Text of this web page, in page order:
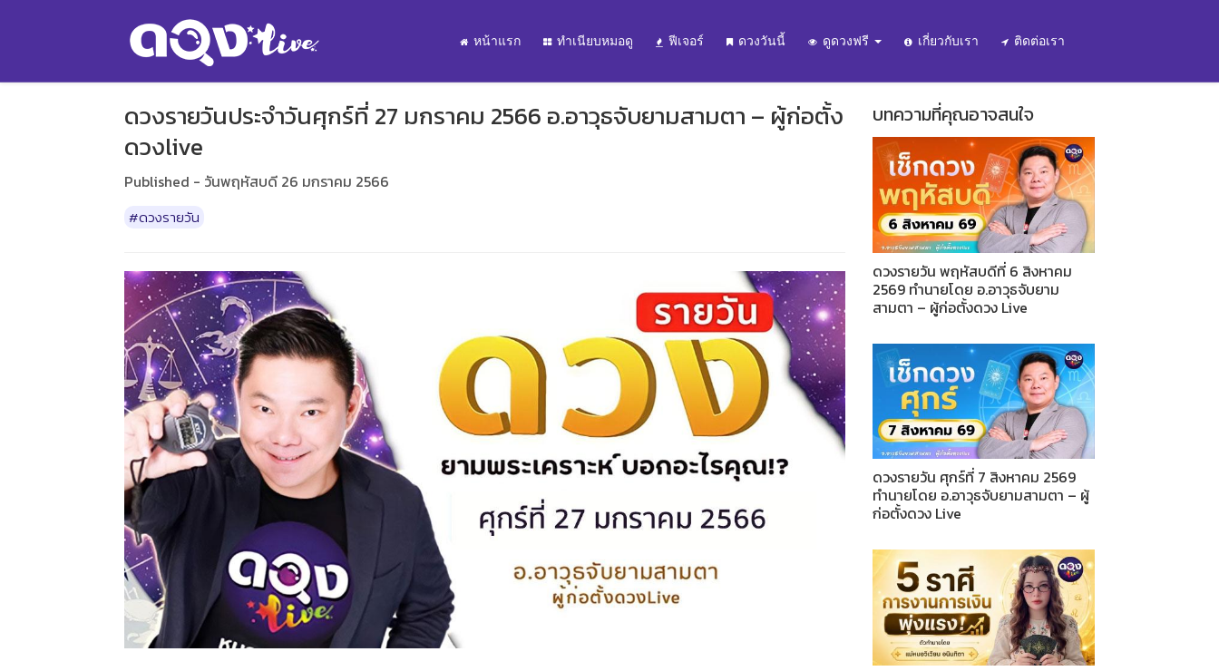
หน้าแรก ทำเนียบหมอดู ฟีเจอร์ ดวงวันนี้ ดูดวงฟรี เกี่ยวกับเรา ติดต่อเรา
ดวงรายวันประจำวันศุกร์ที่ 27 มกราคม 2566 อ.อาวุธจับยามสามตา – ผู้ก่อตั้ง
ดวงlive
Published - วันพฤหัสบดี 26 มกราคม 2566
#ดวงรายวัน
บทความที่คุณอาจสนใจ
ดวงรายวัน พฤหัสบดีที่ 6 สิงหาคม
2569 ทำนายโดย อ.อาวุธจับยาม
สามตา – ผู้ก่อตั้งดวง Live
ดวงรายวัน ศุกร์ที่ 7 สิงหาคม 2569
ทำนายโดย อ.อาวุธจับยามสามตา – ผู้
ก่อตั้งดวง Live